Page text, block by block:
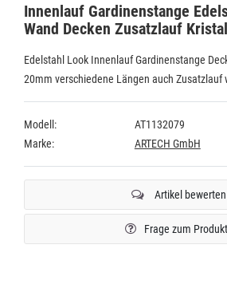
Innenlauf Gardinenstange
Wand Decken Zusatzlauf
Edelstahl Look Innenlauf Gardinenstange
20mm verschiedene Längen auch Zusatzlauf
Modell:
AT1132079
Marke:
ARTECH GmbH
Artikel bewerten
Frage zum